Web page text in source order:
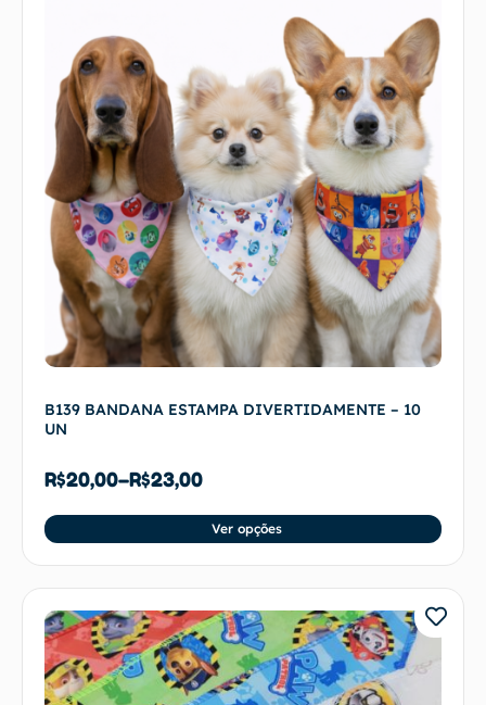
B139 BANDANA ESTAMPA DIVERTIDAMENTE – 10
UN
R$20,00–R$23,00
Ver opções